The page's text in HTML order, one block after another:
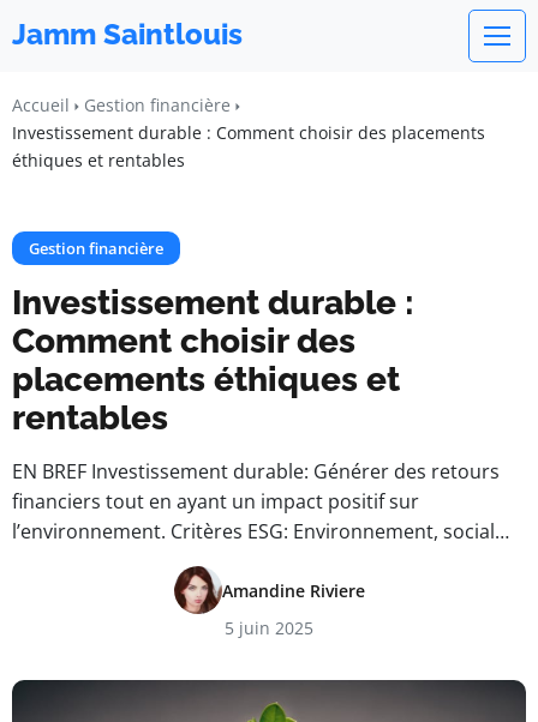
Jamm Saintlouis
Accueil
Gestion financière
Investissement durable : Comment choisir des placements
éthiques et rentables
Gestion financière
Investissement durable :
Comment choisir des
placements éthiques et
rentables
EN BREF Investissement durable: Générer des retours
financiers tout en ayant un impact positif sur
l’environnement. Critères ESG: Environnement, social…
Amandine Riviere
5 juin 2025